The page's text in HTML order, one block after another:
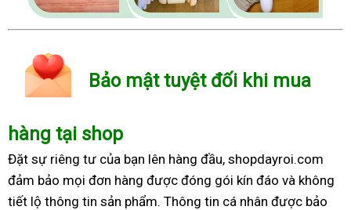
Bảo mật tuyệt đối khi mua
hàng tại shop
Đặt sự riêng tư của bạn lên hàng đầu, shopdayroi.com
đảm bảo mọi đơn hàng được đóng gói kín đáo và không
tiết lộ thông tin sản phẩm. Thông tin cá nhân được bảo